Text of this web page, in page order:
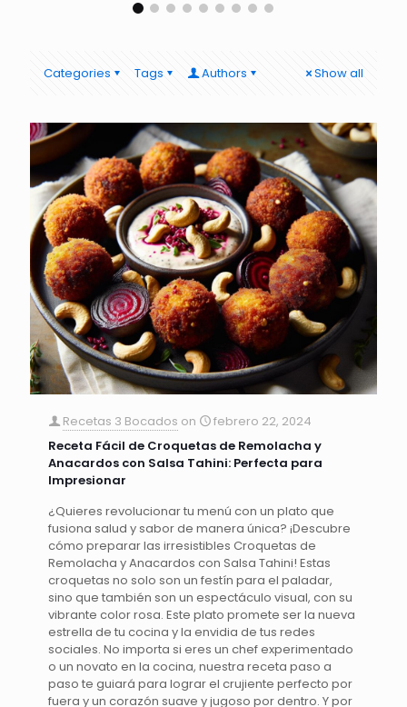
Categories Tags Authors Show all
Recetas 3 Bocados on
febrero 22, 2024
Receta Fácil de Croquetas de Remolacha y
Anacardos con Salsa Tahini: Perfecta para
Impresionar
¿Quieres revolucionar tu menú con un plato que
fusiona salud y sabor de manera única? ¡Descubre
cómo preparar las irresistibles Croquetas de
Remolacha y Anacardos con Salsa Tahini! Estas
croquetas no solo son un festín para el paladar,
sino que también son un espectáculo visual, con su
vibrante color rosa. Este plato promete ser la nueva
estrella de tu cocina y la envidia de tus redes
sociales. No importa si eres un chef experimentado
o un novato en la cocina, nuestra receta paso a
paso te guiará para lograr el crujiente perfecto por
fuera y un corazón suave y jugoso por dentro. Y por